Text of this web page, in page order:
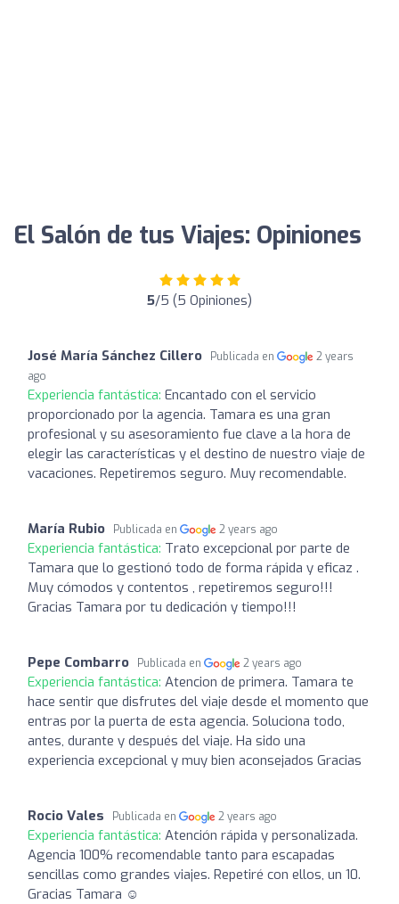
El Salón de tus Viajes: Opiniones
5/5 (5 Opiniones)
José María Sánchez Cillero Publicada en
2 years
ago
Experiencia fantástica: Encantado con el servicio
proporcionado por la agencia. Tamara es una gran
profesional y su asesoramiento fue clave a la hora de
elegir las características y el destino de nuestro viaje de
vacaciones. Repetiremos seguro. Muy recomendable.
María Rubio Publicada en 2 years ago
Experiencia fantástica: Trato excepcional por parte de
Tamara que lo gestionó todo de forma rápida y eficaz .
Muy cómodos y contentos , repetiremos seguro!!!
Gracias Tamara por tu dedicación y tiempo!!!
Pepe Combarro Publicada en 2 years ago
Experiencia fantástica: Atencion de primera. Tamara te
hace sentir que disfrutes del viaje desde el momento que
entras por la puerta de esta agencia. Soluciona todo,
antes, durante y después del viaje. Ha sido una
experiencia excepcional y muy bien aconsejados Gracias
Rocio Vales Publicada en 2 years ago
Experiencia fantástica: Atención rápida y personalizada.
Agencia 100% recomendable tanto para escapadas
sencillas como grandes viajes. Repetiré con ellos, un 10.
Gracias Tamara ☺️